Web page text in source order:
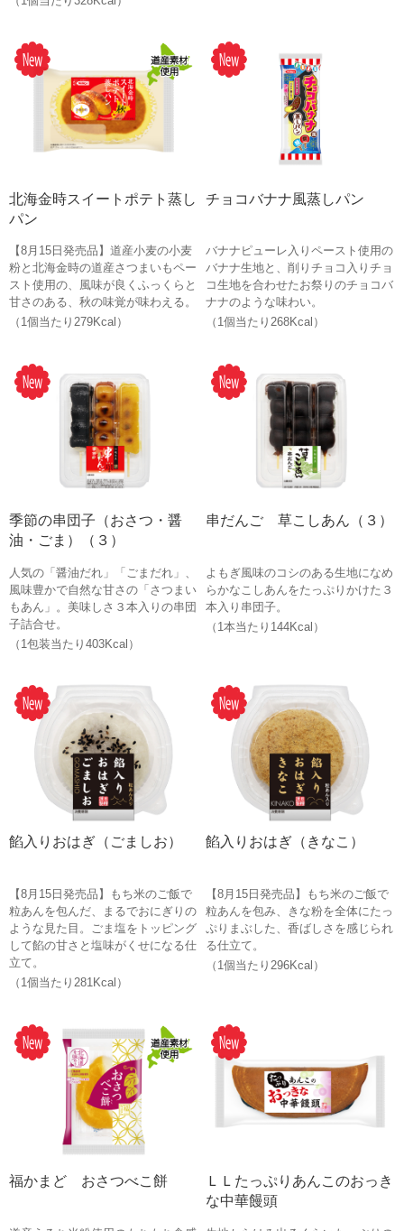
北海金時スイートポテト蒸し
パン
【8月15日発売品】道産小麦の小麦
粉と北海金時の道産さつまいもペー
スト使用の、風味が良くふっくらと
甘さのある、秋の味覚が味わえる。
（1個当たり279Kcal）
チョコバナナ風蒸しパン
バナナピューレ入りペースト使用の
バナナ生地と、削りチョコ入りチョ
コ生地を合わせたお祭りのチョコバ
ナナのような味わい。
（1個当たり268Kcal）
季節の串団子（おさつ・醤
油・ごま）（３）
人気の「醤油だれ」「ごまだれ」、
風味豊かで自然な甘さの「さつまい
もあん」。美味しさ３本入りの串団
子詰合せ。
（1包装当たり403Kcal）
串だんご 草こしあん（３）
よもぎ風味のコシのある生地になめ
らかなこしあんをたっぷりかけた３
本入り串団子。
（1本当たり144Kcal）
餡入りおはぎ（ごましお）
【8月15日発売品】もち米のご飯で
粒あんを包んだ、まるでおにぎりの
ような見た目。ごま塩をトッピング
して餡の甘さと塩味がくせになる仕
立て。
（1個当たり281Kcal）
餡入りおはぎ（きなこ）
【8月15日発売品】もち米のご飯で
粒あんを包み、きな粉を全体にたっ
ぷりまぶした、香ばしさを感じられ
る仕立て。
（1個当たり296Kcal）
福かまど おさつべこ餅
ＬＬたっぷりあんこのおっき
な中華饅頭